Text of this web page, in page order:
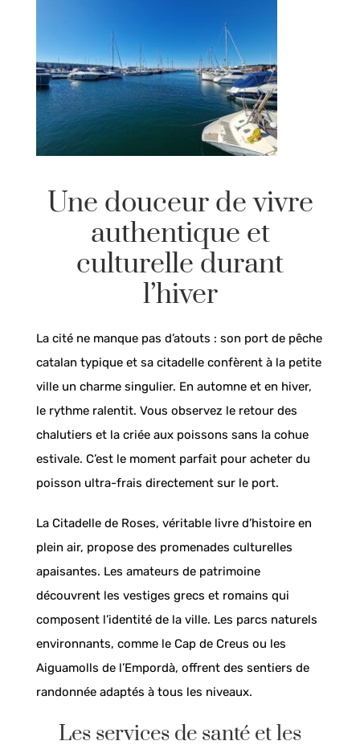
Une douceur de vivre
authentique et
culturelle durant
l’hiver
La cité ne manque pas d’atouts : son port de pêche
catalan typique et sa citadelle confèrent à la petite
ville un charme singulier. En automne et en hiver,
le rythme ralentit. Vous observez le retour des
chalutiers et la criée aux poissons sans la cohue
estivale. C’est le moment parfait pour acheter du
poisson ultra-frais directement sur le port.
La Citadelle de Roses, véritable livre d’histoire en
plein air, propose des promenades culturelles
apaisantes. Les amateurs de patrimoine
découvrent les vestiges grecs et romains qui
composent l’identité de la ville. Les parcs naturels
environnants, comme le Cap de Creus ou les
Aiguamolls de l’Empordà, offrent des sentiers de
randonnée adaptés à tous les niveaux.
Les services de santé et les